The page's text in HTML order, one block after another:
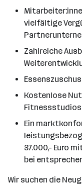
vielfältige
Zahlreiche
Kostenlose
Fitnessstudios
Ein
37.000,- Euro
bei
Wir suchen die